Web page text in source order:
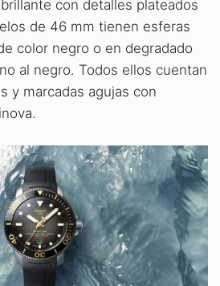
con detalles plateados
de 46 mm tienen esferas
color negro o en degradado
al negro. Todos ellos cuentan
y marcadas agujas con